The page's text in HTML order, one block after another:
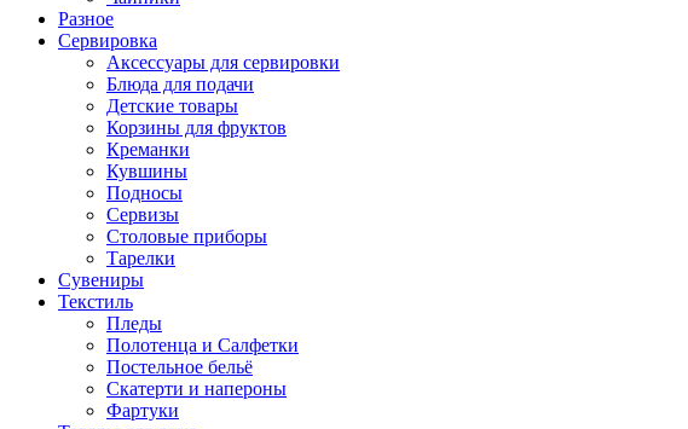
Разное
Сервировка
Аксессуары для сервировки
Блюда для подачи
Детские товары
Корзины для фруктов
Креманки
Кувшины
Подносы
Сервизы
Столовые приборы
Тарелки
Сувениры
Текстиль
Пледы
Полотенца и Салфетки
Постельное бельё
Скатерти и напероны
Фартуки